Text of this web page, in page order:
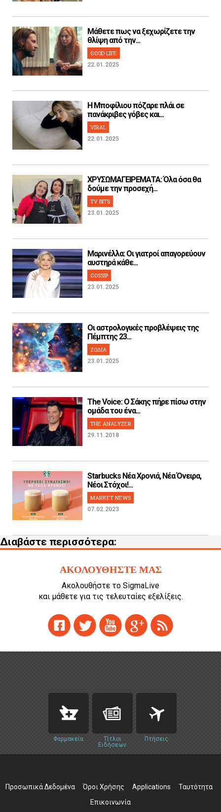
Μάθετε πως να ξεχωρίζετε την
θλίψη από την...
GOOD LIFE
22.01.2025
H Μποφίλιου πόζαρε πλάι σε
πανάκριβες γόβες και...
VIRAL
22.01.2025
ΧΡΥΣΩΜΑΓΕΙΡΕΜΑΤΑ: Όλα όσα θα
δούμε την προσεχή...
TV BITS
23.01.2025
Μαρινέλλα: Οι γιατροί απαγορεύουν
αυστηρά κάθε...
GOSSIP
23.01.2025
Οι αστρολογικές προβλέψεις της
Πέμπτης 23...
ΖΩΔΙΑ
23.01.2025
The Voice: Ο Σάκης πήρε πίσω στην
ομάδα του ένα...
THE ANALYZER
29.11.2018
Starbucks Νέα Χρονιά, Νέα Όνειρα,
Νέοι Στόχοι!...
MARKET NEWS
07.02.2023
Διαβάστε περισσότερα:
ΑΚΟΛΟΥΘΗΣΤΕ ΜΑΣ
Ακολουθήστε το SigmaLive
και μάθετε για τις τελευταίες εξελίξεις.
Φαρμακεία
Τίτλοι
Ειδήσεων
Πτήσεις
Προσωπικά Δεδομένα Όροι Χρήσης Applications
Ταυτότητα
Επικοινωνία